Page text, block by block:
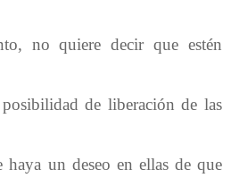
no quiere decir que estén
de liberación de las
haya un deseo en ellas de que